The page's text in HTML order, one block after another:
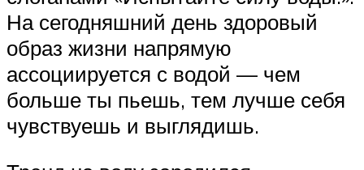
На сегодняшний день здоровый
образ жизни напрямую
ассоциируется с водой — чем
больше ты пьешь, тем лучше себя
чувствуешь и выглядишь.